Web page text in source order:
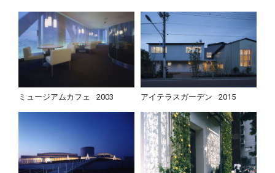
ミュージアムカフェ 2003 アイテラスガーデン 2015